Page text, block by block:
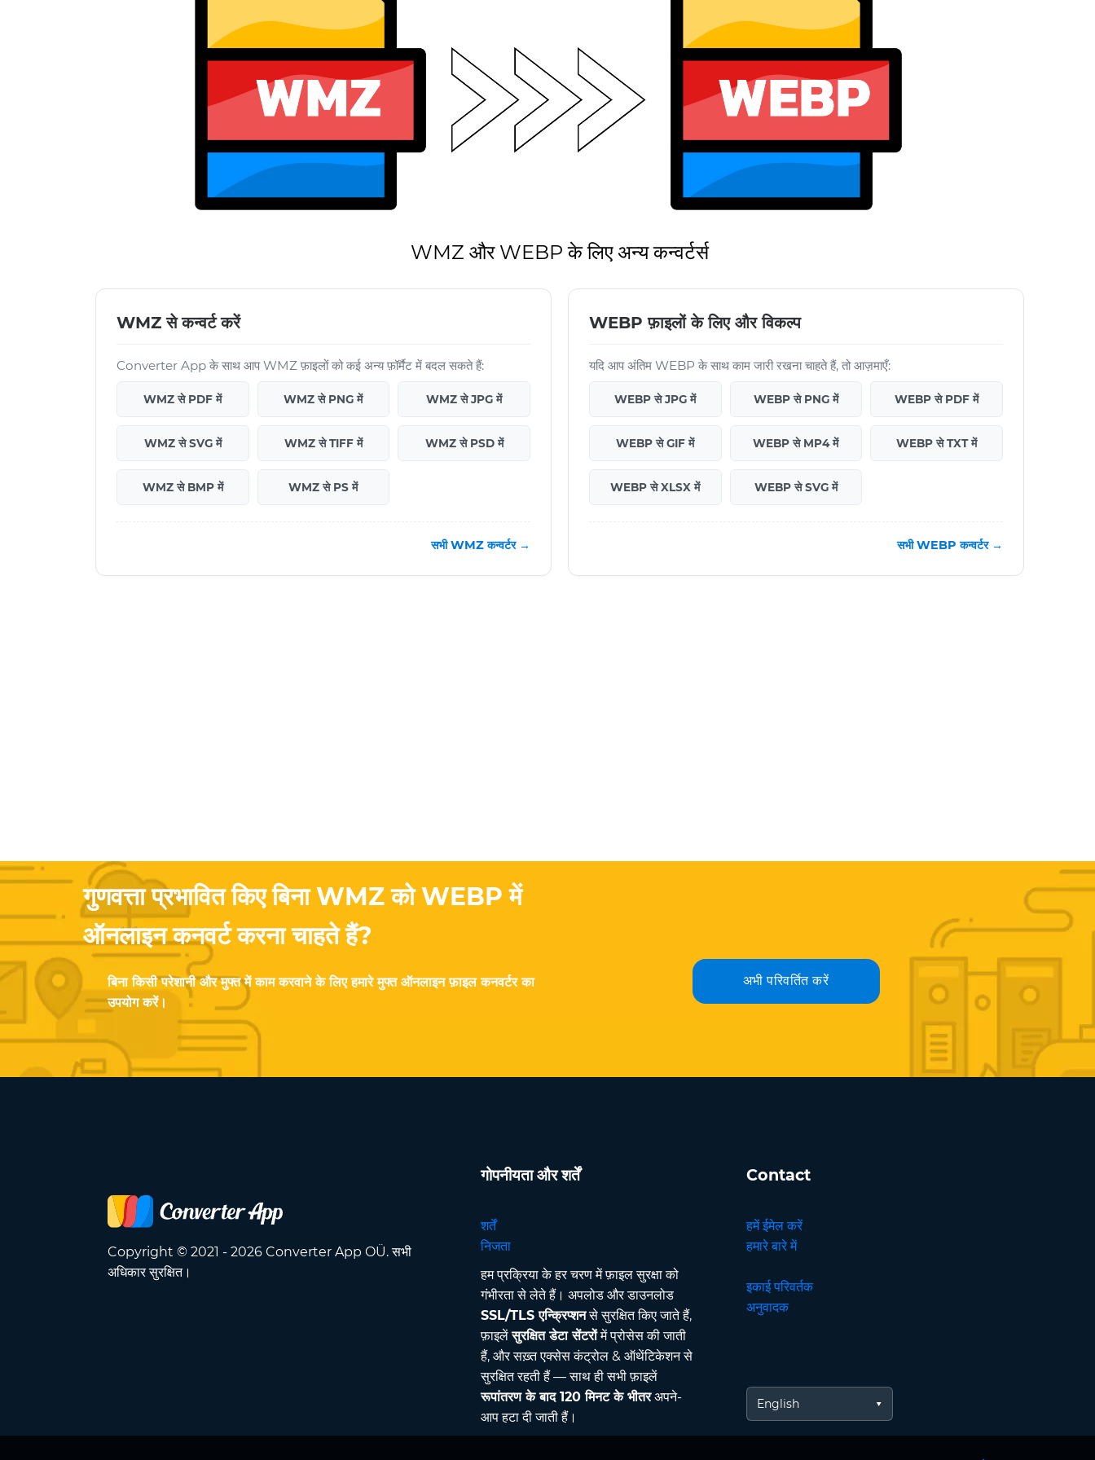
WMZ और WEBP के लिए अन्य कन्वर्टर्स
WMZ से कन्वर्ट करें
Converter App के साथ आप WMZ फ़ाइलों को कई अन्य फ़ॉर्मैट में बदल सकते हैं:
WMZ से PDF में WMZ से PNG में WMZ से JPG में
WMZ से SVG में WMZ से TIFF में WMZ से PSD में
WMZ से BMP में WMZ से PS में
सभी WMZ कन्वर्टर →
WEBP फ़ाइलों के लिए और विकल्प
यदि आप अंतिम WEBP के साथ काम जारी रखना चाहते हैं, तो आज़माएँ:
WEBP से JPG में WEBP से PNG में WEBP से PDF में
WEBP से GIF में WEBP से MP4 में WEBP से TXT में
WEBP से XLSX में WEBP से SVG में
सभी WEBP कन्वर्टर →
गुणवत्ता प्रभावित किए बिना WMZ को WEBP में
ऑनलाइन कनवर्ट करना चाहते हैं?
बिना किसी परेशानी और मुफ्त में काम करवाने के लिए हमारे मुफ्त ऑनलाइन फ़ाइल कनवर्टर का
उपयोग करें।
अभी परिवर्तित करें
Copyright © 2021 - 2026 Converter App OÜ. सभी
अधिकार सुरक्षित।
गोपनीयता और शर्तें
शर्तें
निजता
हम प्रक्रिया के हर चरण में फ़ाइल सुरक्षा को
गंभीरता से लेते हैं। अपलोड और डाउनलोड
SSL/TLS एन्क्रिप्शनसे सुरक्षित किए जाते हैं,
फ़ाइलेंसुरक्षित डेटा सेंटरोंमें प्रोसेस की जाती
हैं, और सख़्त एक्सेस कंट्रोल & ऑथेंटिकेशन से
सुरक्षित रहती हैं — साथ ही सभी फ़ाइलें
रूपांतरण के बाद 120 मिनट के भीतरअपने-
आप हटा दी जाती हैं।
Contact
हमें ईमेल करें
हमारे बारे में
इकाई परिवर्तक
अनुवादक
English